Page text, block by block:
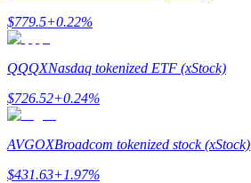
Bitrue Партнеры
$779.5+0.22%
QQQXNasdaq tokenized ETF (xStock)
$726.52+0.24%
AVGOXBroadcom tokenized stock (xStock)
$431.63+1.97%